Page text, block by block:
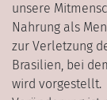
unsere
Nahrung als
zur Verletzung
Brasilien, bei
wird vorgestellt.